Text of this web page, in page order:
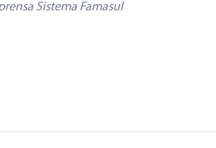
Sistema Famasul